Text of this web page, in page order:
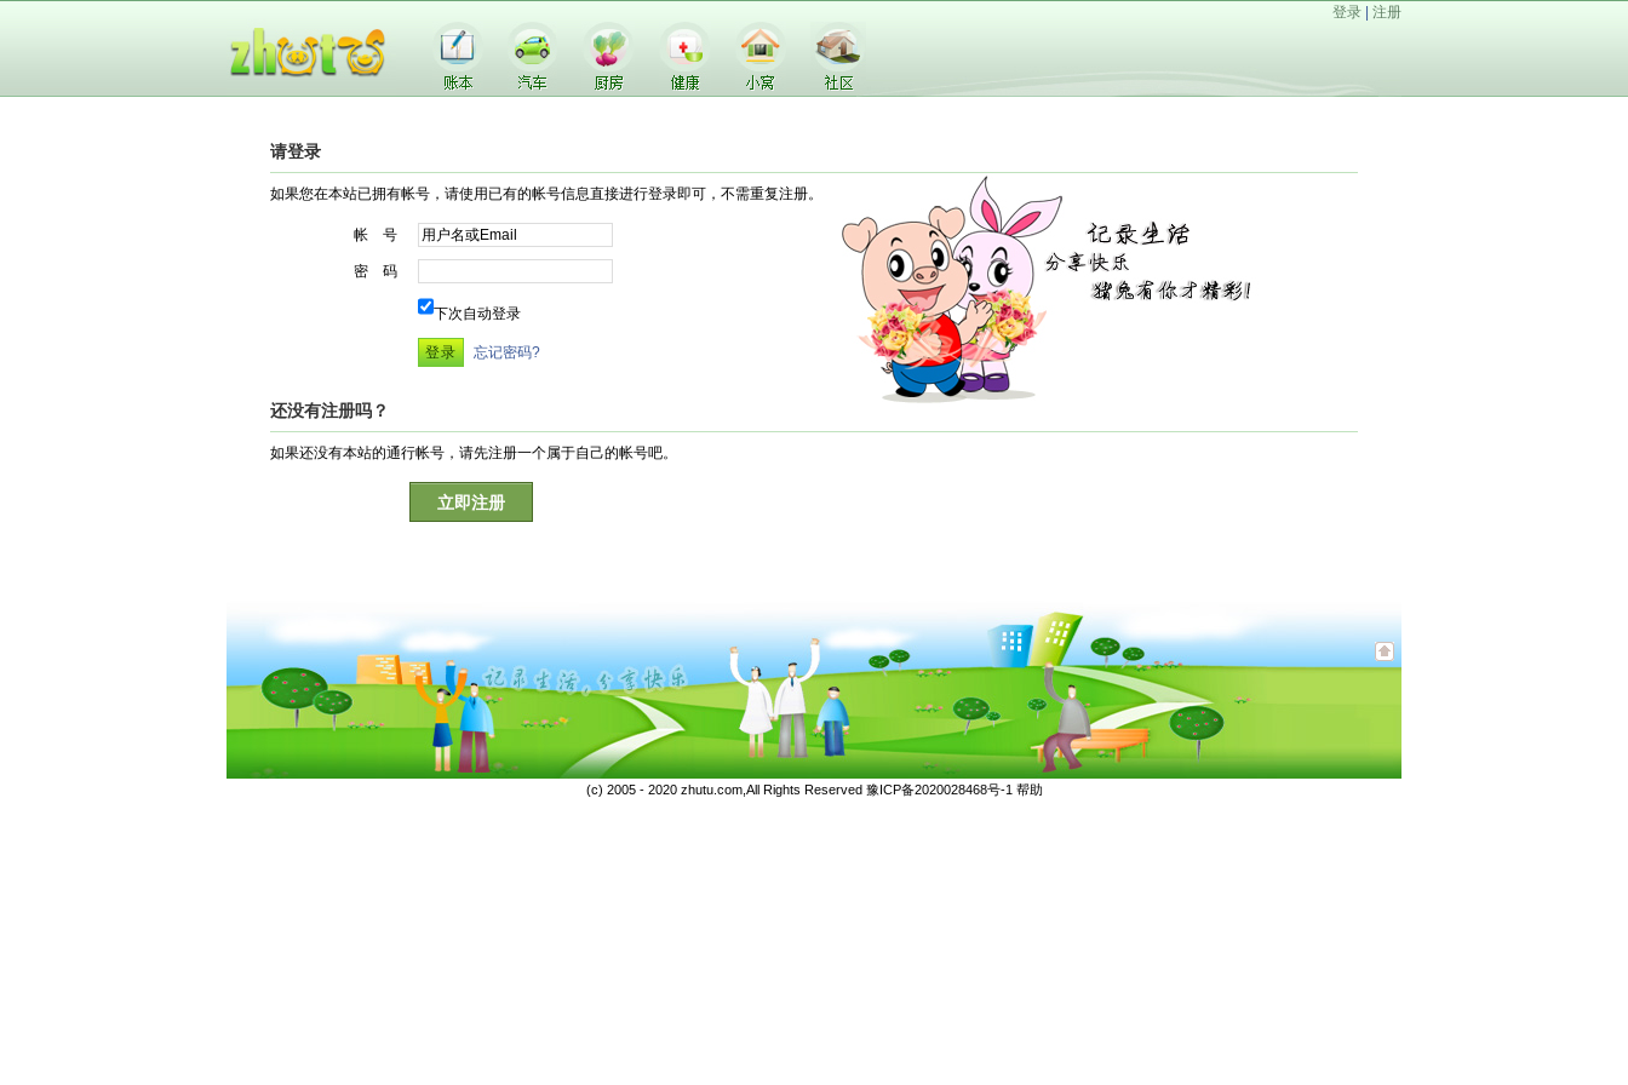
登录 注册
请登录
如果您在本站已拥有帐号，请使用已有的帐号信息直接进行登录即可，不需重复注册。
帐 号
密 码
下次自动登录
忘记密码?
还没有注册吗？
如果还没有本站的通行帐号，请先注册一个属于自己的帐号吧。
立即注册
(c) 2005 - 2020 zhutu.com,All Rights Reserved 豫ICP备2020028468号-1 帮助